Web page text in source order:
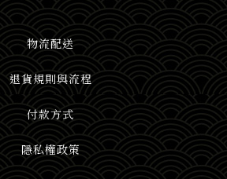
物流配送
退貨規則與流程
付款方式
隱私權政策